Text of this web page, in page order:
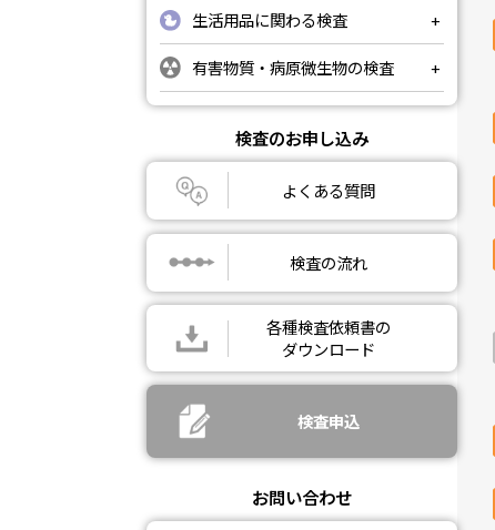
生活用品に関わる検査
有害物質・病原微生物の検査
検査のお申し込み
よくある質問
検査の流れ
各種検査依頼書の
ダウンロード
検査申込
お問い合わせ